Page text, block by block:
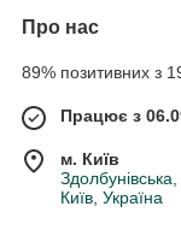
Про нас
89% позитивних з 19
Працює з
м. Київ
Київ, Україна